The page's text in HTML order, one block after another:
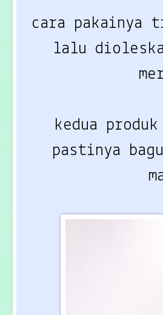
cara pakainya
lalu
kedua
pastinya